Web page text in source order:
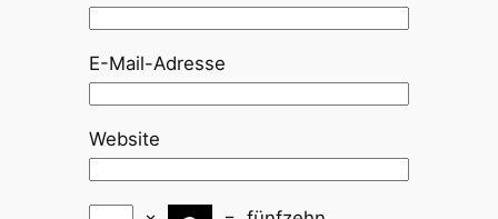
E-Mail-Adresse
Website